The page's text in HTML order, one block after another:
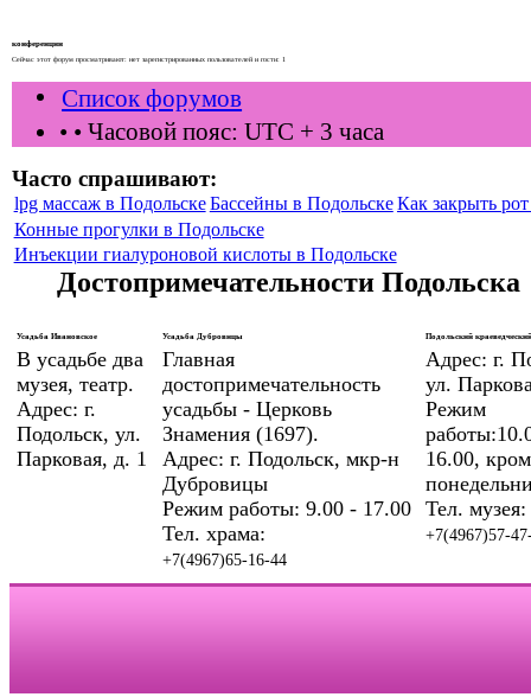
конференции
Сейчас этот форум просматривают: нет зарегистрированных пользователей и гости: 1
Список форумов
• • Часовой пояс: UTC + 3 часа
Часто спрашивают:
lpg массаж в Подольске Бассейны в ПодольскеКак закрыть
Конные прогулки в Подольске
Инъекции гиалуроновой кислоты в Подольске
Достопримечательности Подольска
Усадьба Ивановское
В усадьбе два
музея, театр.
Адрес: г.
Подольск, ул.
Парковая, д. 1
Усадьба Дубровицы
Главная
достопримечательность
усадьбы - Церковь
Знамения (1697).
Адрес: г. Подольск, мкр-н
Дубровицы
Режим работы: 9.00 - 17.00
Тел. храма:
+7(4967)65-16-44
Подольский
Адрес: г.
ул.
Режим
16.00,
Тел. музея:
+7(4967)57-